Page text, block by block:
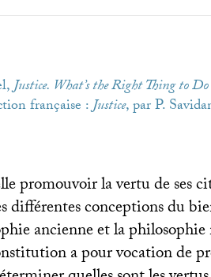
Justice. What’s the Right Thing to Do
française :Justice, par P.
promouvoir la vertu de ses
différentes conceptions du
ancienne et la
a pour vocation de